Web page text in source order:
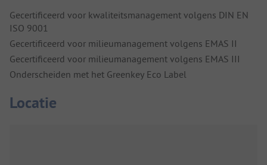
Gecertificeerd voor kwaliteitsmanagement volgens DIN EN
ISO 9001
Gecertificeerd voor milieumanagement volgens EMAS II
Gecertificeerd voor milieumanagement volgens EMAS III
Onderscheiden met het Greenkey Eco Label
Locatie